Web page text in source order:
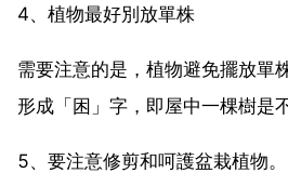
4、植物最好別放單株
需要注意的是，植物避免擺放單
形成「困」字，即屋中一棵樹是
5、要注意修剪和呵護盆栽植物。